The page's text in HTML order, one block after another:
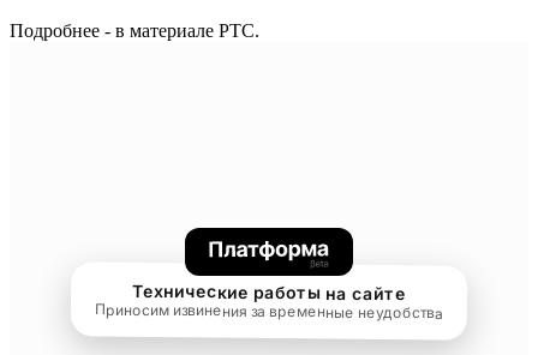
Подробнее - в материале РТС.